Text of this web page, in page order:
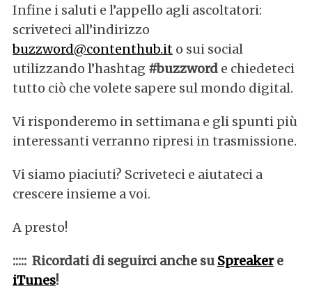
Infine i saluti e l’appello agli ascoltatori:
scriveteci all’indirizzo
buzzword@contenthub.ito sui social
utilizzando l’hashtag #buzzworde chiedeteci
tutto ciò che volete sapere sul mondo digital.
Vi risponderemo in settimana e gli spunti più
interessanti verranno ripresi in trasmissione.
Vi siamo piaciuti? Scriveteci e aiutateci a
crescere insieme a voi.
A presto!
::::: Ricordati di seguirci anche su Spreakere
iTunes!
c
h